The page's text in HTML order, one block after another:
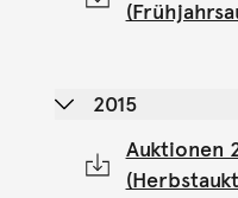
2015
Auktionen